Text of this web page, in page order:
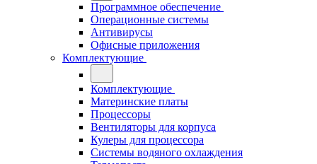
Программное обеспечение
Операционные системы
Антивирусы
Офисные приложения
Комплектующие
Комплектующие
Материнские платы
Процессоры
Вентиляторы для корпуса
Кулеры для процессора
Системы водяного охлаждения